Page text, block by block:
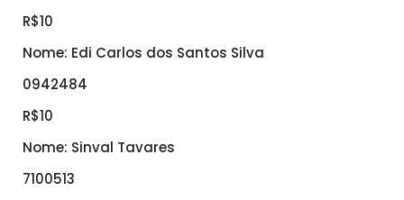
R$10
Nome: Edi Carlos dos Santos Silva
0942484
R$10
Nome: Sinval Tavares
7100513